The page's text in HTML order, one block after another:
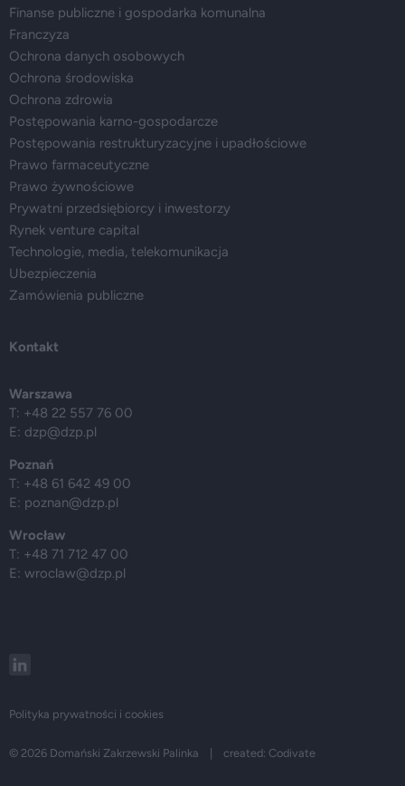
Finanse publiczne i gospodarka komunalna
Franczyza
Ochrona danych osobowych
Ochrona środowiska
Ochrona zdrowia
Postępowania karno-gospodarcze
Postępowania restrukturyzacyjne i upadłościowe
Prawo farmaceutyczne
Prawo żywnościowe
Prywatni przedsiębiorcy i inwestorzy
Rynek venture capital
Technologie, media, telekomunikacja
Ubezpieczenia
Zamówienia publiczne
Kontakt
Warszawa
T: +48 22 557 76 00
E: dzp@dzp.pl
Poznań
T: +48 61 642 49 00
E: poznan@dzp.pl
Wrocław
T: +48 71 712 47 00
E: wroclaw@dzp.pl
Polityka prywatności i cookies
© 2026 Domański Zakrzewski Palinka | created: Codivate